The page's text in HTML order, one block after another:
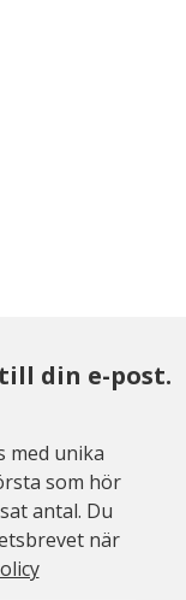
din e-post.
med unika
som hör
antal. Du
när